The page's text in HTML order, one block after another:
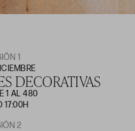
1
DECORATIVAS
1 AL 480
17:00H
2